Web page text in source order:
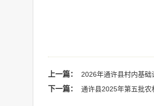
上一篇： 2026年通许县村内基础
下一篇： 通许县2025年第五批农